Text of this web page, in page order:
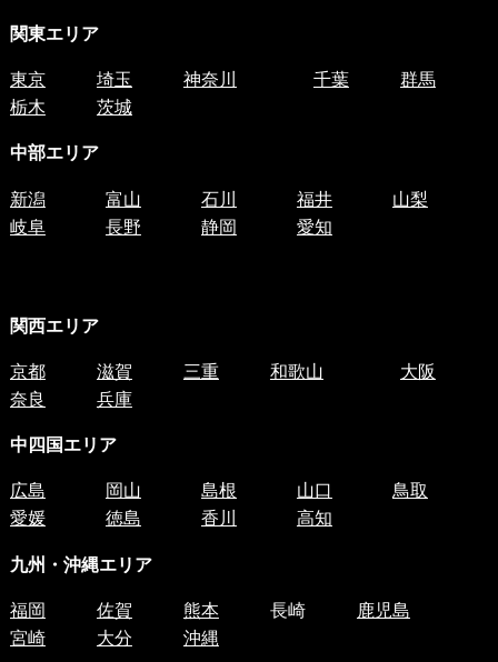
関東エリア
東京 埼玉 神奈川 千葉
群馬
栃木
茨城
中部エリア
新潟 富山 石川 福井
山梨
岐阜
長野 静岡 愛知
関西エリア
京都 滋賀 三重 和歌山
大阪
奈良
兵庫
中四国エリア
広島 岡山 島根 山口
鳥取
愛媛
徳島 香川 高知
九州・沖縄エリア
福岡 佐賀 熊本 長崎
鹿児島
宮崎
大分 沖縄